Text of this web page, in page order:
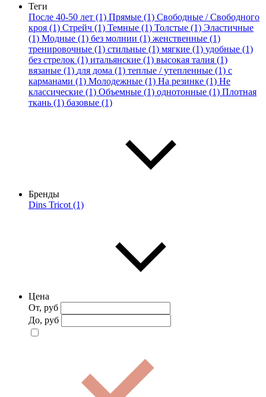
Теги
После 40-50 лет (1) Прямые (1) Свободные / Свободного
кроя (1) Стрейч (1) Темные (1) Толстые (1) Эластичные
(1) Модные (1) без молнии (1) женственные (1)
тренировочные (1) стильные (1) мягкие (1) удобные (1)
без стрелок (1) итальянские (1) высокая талия (1)
вязаные (1) для дома (1) теплые / утепленные (1) с
карманами (1) Молодежные (1) На резинке (1) Не
классические (1) Объемные (1) однотонные (1) Плотная
ткань (1) базовые (1)
Бренды
Dins Tricot (1)
Цена
От, руб
До, руб